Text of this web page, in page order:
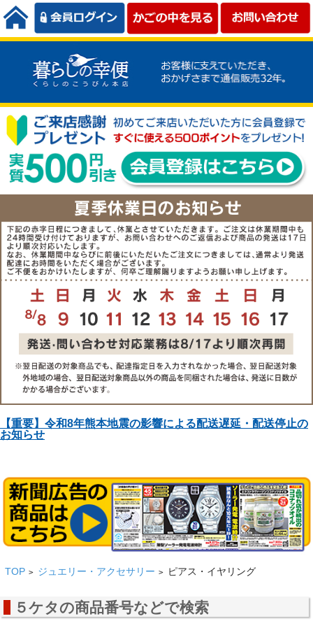
【重要】令和8年熊本地震の影響による配送遅延・配送停止の
お知らせ
TOP > ジュエリー・アクセサリー > ピアス・イヤリング
５ケタの商品番号などで検索